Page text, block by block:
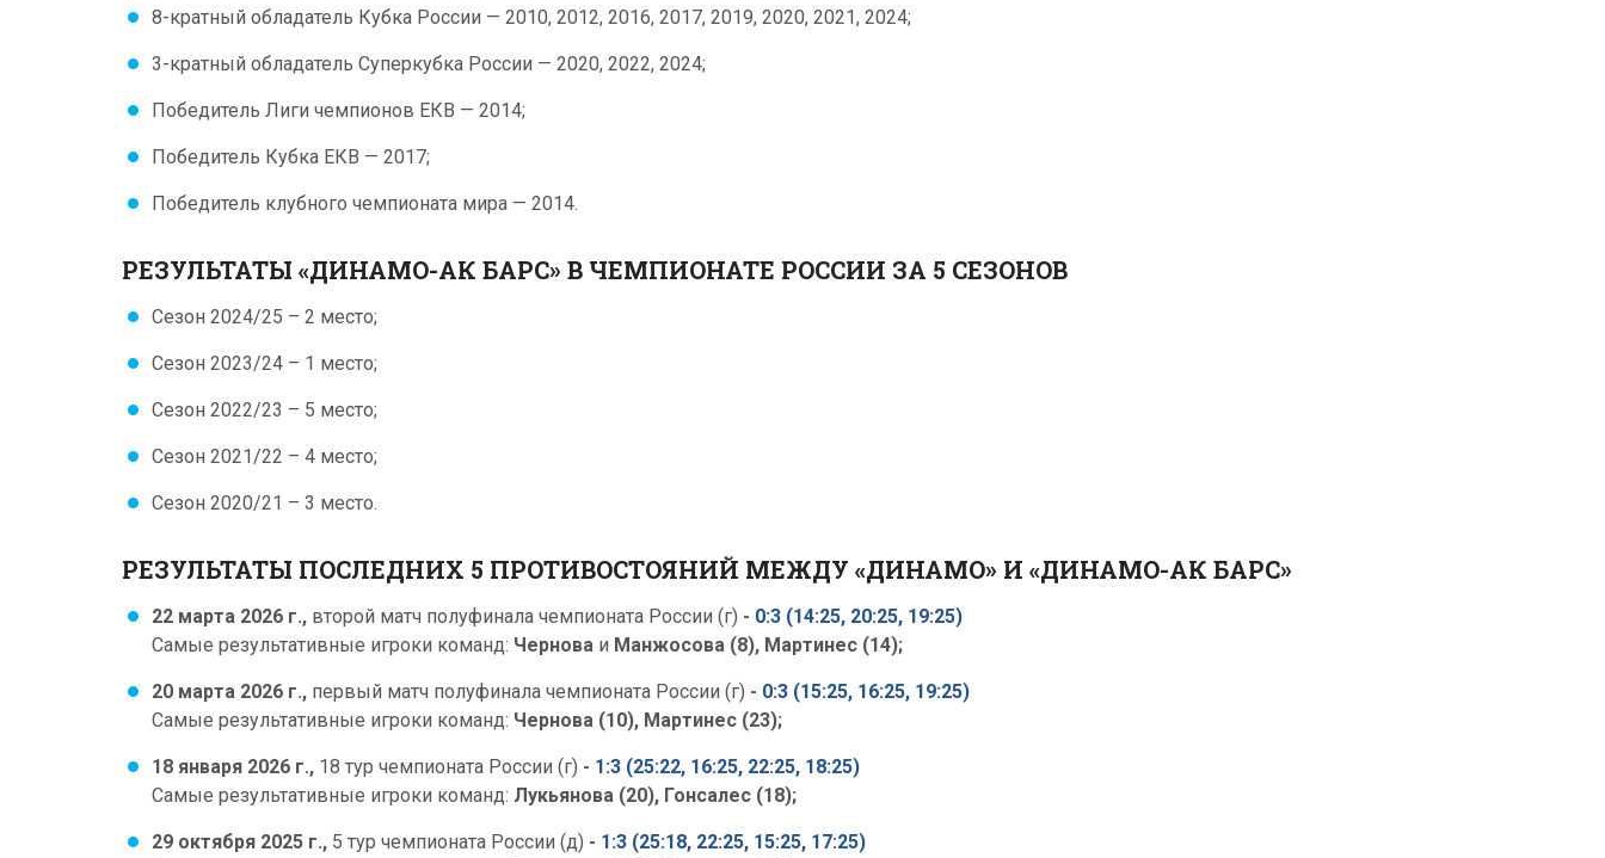
8-кратный обладатель Кубка России — 2010, 2012, 2016, 2017, 2019, 2020, 2021, 2024;
3-кратный обладатель Суперкубка России — 2020, 2022, 2024;
Победитель Лиги чемпионов ЕКВ — 2014;
Победитель Кубка ЕКВ — 2017;
Победитель клубного чемпионата мира — 2014.
РЕЗУЛЬТАТЫ «ДИНАМО-АК БАРС» В ЧЕМПИОНАТЕ РОССИИ ЗА 5 СЕЗОНОВ
Сезон 2024/25 – 2 место;
Сезон 2023/24 – 1 место;
Сезон 2022/23 – 5 место;
Сезон 2021/22 – 4 место;
Сезон 2020/21 – 3 место.
РЕЗУЛЬТАТЫ ПОСЛЕДНИХ 5 ПРОТИВОСТОЯНИЙ МЕЖДУ «ДИНАМО» И «ДИНАМО-АК БАРС»
22 марта 2026 г., второй матч полуфинала чемпионата России (г) - 0:3 (14:25, 20:25, 19:25)
Самые результативные игроки команд: Чернова и Манжосова (8), Мартинес (14);
20 марта 2026 г., первый матч полуфинала чемпионата России (г) - 0:3 (15:25, 16:25, 19:25)
Самые результативные игроки команд: Чернова (10), Мартинес (23);
18 января 2026 г., 18 тур чемпионата России (г) - 1:3 (25:22, 16:25, 22:25, 18:25)
Самые результативные игроки команд: Лукьянова (20), Гонсалес (18);
29 октября 2025 г., 5 тур чемпионата России (д) - 1:3 (25:18, 22:25, 15:25, 17:25)